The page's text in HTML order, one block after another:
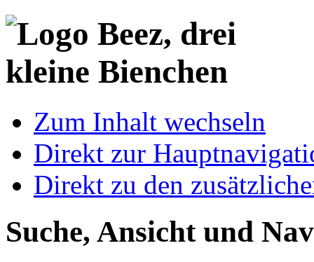
Zum Inhalt wechseln
Direkt zur
Direkt zu den
Suche, Ansicht und